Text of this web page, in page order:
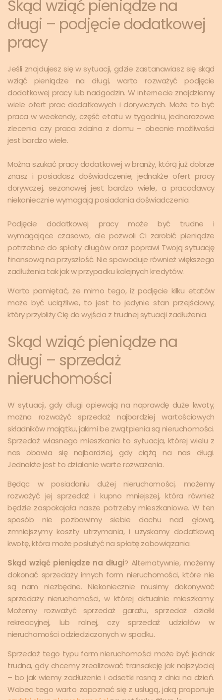
Skąd wziąć pieniądze na
długi – podjęcie dodatkowej
pracy
Jeśli znajdujesz się w sytuacji, gdzie zastanawiasz się skąd
wziąć pieniądze na długi, warto rozważyć podjęcie
dodatkowej pracy lub nadgodzin. W internecie znajdziemy
wiele ofert prac dodatkowych i dorywczych. Może to być
praca w weekendy, część etatu w tygodniu, jednorazowe
zlecenia czy praca zdalna z domu – obecnie możliwości
jest bardzo wiele.
Można szukać pracy dodatkowej w branży, którą już dobrze
znasz i posiadasz doświadczenie, jednakże ofert pracy
dorywczej, sezonowej jest bardzo wiele, a pracodawcy
niekoniecznie wymagają posiadania doświadczenia.
Podjęcie dodatkowej pracy może być trudne i
wymagające czasowo, ale pozwoli Ci zarobić pieniądze
potrzebne do spłaty długów oraz poprawi Twoją sytuację
finansową na przyszłość. Nie spowoduje również większego
zadłużenia tak jak w przypadku kolejnych kredytów.
Warto pamiętać, że mimo tego, iż podjęcie kilku etatów
może być uciążliwe, to jest to jedynie stan przejściowy,
który przybliży Cię do wyjścia z trudnej sytuacji zadłużenia.
Skąd wziąć pieniądze na
długi – sprzedaż
nieruchomości
W sytuacji, gdy długi opiewają na naprawdę duże kwoty,
można rozważyć sprzedaż najbardziej wartościowych
składników majątku, jakimi be zwątpienia są nieruchomości.
Sprzedaż własnego mieszkania to sytuacja, której wielu z
nas obawia się najbardziej, gdy ciążą na nas długi.
Jednakże jest to działanie warte rozważenia.
Będąc w posiadaniu dużej nieruchomości, możemy
rozważyć jej sprzedaż i kupno mniejszej, która również
będzie zaspokajała nasze potrzeby mieszkaniowe. W ten
sposób nie pozbawimy siebie dachu nad głową,
zmniejszymy koszty utrzymania, i uzyskamy dodatkową
kwotę, która może posłużyć na spłatę zobowiązania.
Skąd wziąć pieniądze na długi? Alternatywnie, możemy
dokonać sprzedaży innych form nieruchomości, które nie
są nam niezbędne. Niekoniecznie musimy dokonywać
sprzedaży nieruchomości, w której aktualnie mieszkamy.
Możemy rozważyć sprzedaż garażu, sprzedaż działki
rekreacyjnej, lub rolnej, czy sprzedaż udziałów w
nieruchomości odziedziczonych w spadku.
Sprzedaż tego typu form nieruchomości może być jednak
trudna, gdy chcemy zrealizować transakcję jak najszybciej
– bo jak wiemy zadłużenie i odsetki rosną z dnia na dzień.
Wobec tego warto zapoznać się z usługą, jaką proponuje